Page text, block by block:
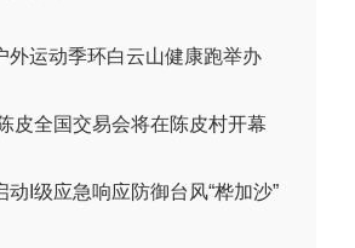
外运动季环白云山健康跑举办
皮全国交易会将在陈皮村开幕
动I级应急响应防御台风“桦加沙”